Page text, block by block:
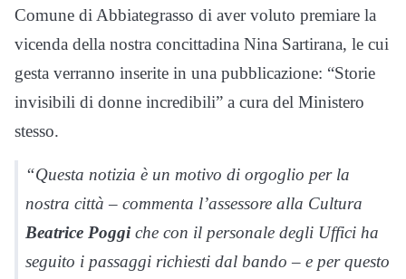
Comune di Abbiategrasso di aver voluto premiare la
vicenda della nostra concittadina Nina Sartirana, le cui
gesta verranno inserite in una pubblicazione: “Storie
invisibili di donne incredibili” a cura del Ministero
stesso.
“Questa notizia è un motivo di orgoglio per la
nostra città – commenta l’assessore alla Cultura
Beatrice Poggiche con il personale degli Uffici ha
seguito i passaggi richiesti dal bando – e per questo